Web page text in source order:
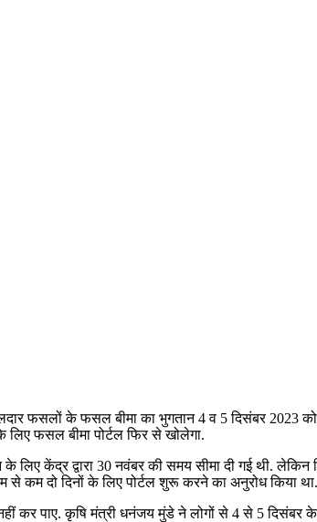
फसलों के फसल बीमा का भुगतान 4 व 5 दिसंबर 2023
फसल बीमा पोर्टल फिर से खोलेगा.
केंद्र द्वारा 30 नवंबर की समय सीमा दी गई थी. लेकिन
दो दिनों के लिए पोर्टल शुरू करने का अनुरोध किया
कर पाए. कृषि मंत्री धनंजय मुंडे ने लोगों से 4 से 5 दिसंबर